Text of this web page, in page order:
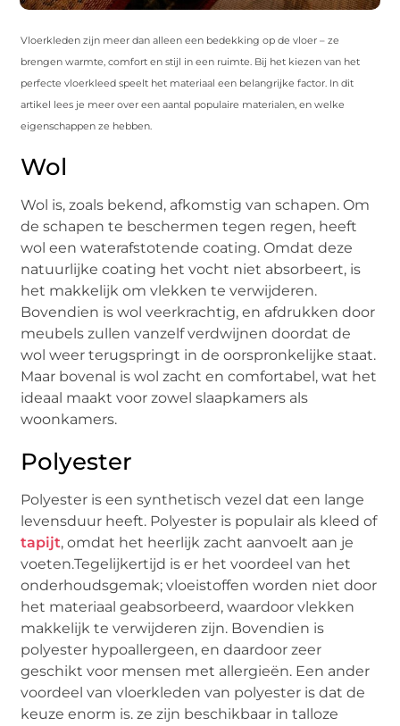
Vloerkleden zijn meer dan alleen een bedekking op de vloer – ze
brengen warmte, comfort en stijl in een ruimte. Bij het kiezen van het
perfecte vloerkleed speelt het materiaal een belangrijke factor. In dit
artikel lees je meer over een aantal populaire materialen, en welke
eigenschappen ze hebben.
Wol
Wol is, zoals bekend, afkomstig van schapen. Om
de schapen te beschermen tegen regen, heeft
wol een waterafstotende coating. Omdat deze
natuurlijke coating het vocht niet absorbeert, is
het makkelijk om vlekken te verwijderen.
Bovendien is wol veerkrachtig, en afdrukken door
meubels zullen vanzelf verdwijnen doordat de
wol weer terugspringt in de oorspronkelijke staat.
Maar bovenal is wol zacht en comfortabel, wat het
ideaal maakt voor zowel slaapkamers als
woonkamers.
Polyester
Polyester is een synthetisch vezel dat een lange
levensduur heeft. Polyester is populair als kleed of
tapijt, omdat het heerlijk zacht aanvoelt aan je
voeten.Tegelijkertijd is er het voordeel van het
onderhoudsgemak; vloeistoffen worden niet door
het materiaal geabsorbeerd, waardoor vlekken
makkelijk te verwijderen zijn. Bovendien is
polyester hypoallergeen, en daardoor zeer
geschikt voor mensen met allergieën. Een ander
voordeel van vloerkleden van polyester is dat de
keuze enorm is. ze zijn beschikbaar in talloze